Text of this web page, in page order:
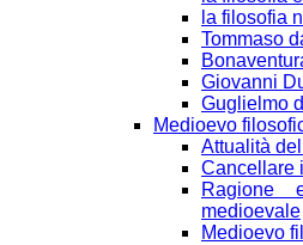
la filosofia
Tommaso
Giovanni
Guglielmo
Medioevo
Attualità
Cancellare
Ragione
medioevale
Medioevo